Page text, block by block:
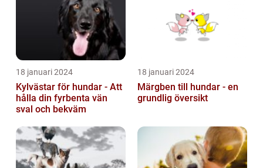
18 januari 2024
Kylvästar för hundar - Att
hålla din fyrbenta vän
sval och bekväm
18 januari 2024
Märgben till hundar - en
grundlig översikt